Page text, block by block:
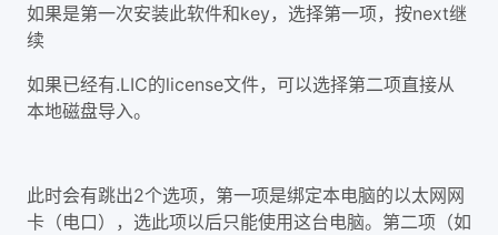
如果是第一次安装此软件和key，选择第一项，按next继
续
如果已经有.LIC的license文件，可以选择第二项直接从
本地磁盘导入。
此时会有跳出2个选项，第一项是绑定本电脑的以太网网
卡（电口），选此项以后只能使用这台电脑。第二项（如